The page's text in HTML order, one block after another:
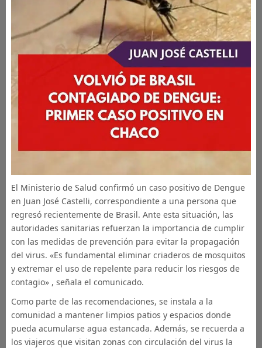
El Ministerio de Salud confirmó un caso positivo de Dengue
en Juan José Castelli, correspondiente a una persona que
regresó recientemente de Brasil. Ante esta situación, las
autoridades sanitarias refuerzan la importancia de cumplir
con las medidas de prevención para evitar la propagación
del virus. «Es fundamental eliminar criaderos de mosquitos
y extremar el uso de repelente para reducir los riesgos de
contagio» , señala el comunicado.
Como parte de las recomendaciones, se instala a la
comunidad a mantener limpios patios y espacios donde
pueda acumularse agua estancada. Además, se recuerda a
los viajeros que visitan zonas con circulación del virus la